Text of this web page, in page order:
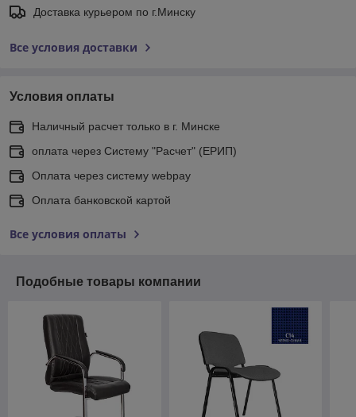
Доставка курьером по г.Минску
Все условия доставки
Условия оплаты
Наличный расчет только в г. Минске
оплата через Систему "Расчет" (ЕРИП)
Оплата через систему webpay
Оплата банковской картой
Все условия оплаты
Подобные товары компании